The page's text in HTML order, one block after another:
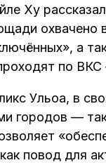
Ху
а
по
Ульоа, в
городов —
повод для